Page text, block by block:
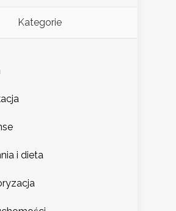
Kategorie
i dieta